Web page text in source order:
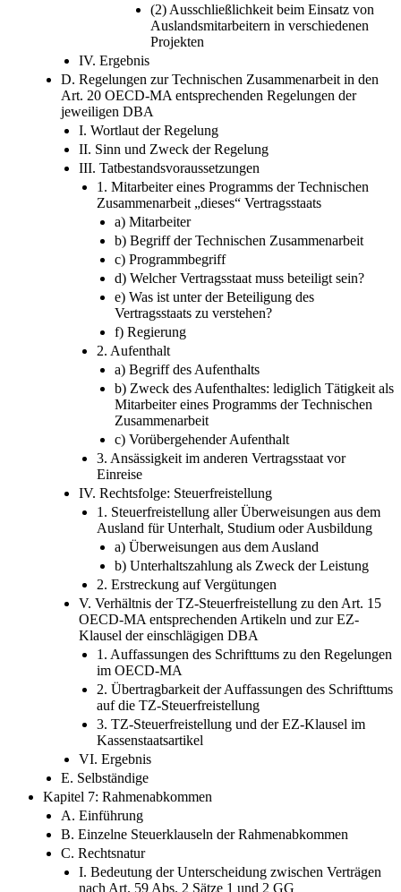
(2) Ausschließlichkeit beim Einsatz von
Auslandsmitarbeitern in verschiedenen
Projekten
IV. Ergebnis
D. Regelungen zur Technischen Zusammenarbeit in den
Art. 20 OECD-MA entsprechenden Regelungen der
jeweiligen DBA
I. Wortlaut der Regelung
II. Sinn und Zweck der Regelung
III. Tatbestandsvoraussetzungen
1. Mitarbeiter eines Programms der Technischen
Zusammenarbeit „dieses“ Vertragsstaats
a) Mitarbeiter
b) Begriff der Technischen Zusammenarbeit
c) Programmbegriff
d) Welcher Vertragsstaat muss beteiligt sein?
e) Was ist unter der Beteiligung des
Vertragsstaats zu verstehen?
f) Regierung
2. Aufenthalt
a) Begriff des Aufenthalts
b) Zweck des Aufenthaltes: lediglich Tätigkeit als
Mitarbeiter eines Programms der Technischen
Zusammenarbeit
c) Vorübergehender Aufenthalt
3. Ansässigkeit im anderen Vertragsstaat vor
Einreise
IV. Rechtsfolge: Steuerfreistellung
1. Steuerfreistellung aller Überweisungen aus dem
Ausland für Unterhalt, Studium oder Ausbildung
a) Überweisungen aus dem Ausland
b) Unterhaltszahlung als Zweck der Leistung
2. Erstreckung auf Vergütungen
V. Verhältnis der TZ-Steuerfreistellung zu den Art. 15
OECD-MA entsprechenden Artikeln und zur EZ-
Klausel der einschlägigen DBA
1. Auffassungen des Schrifttums zu den Regelungen
im OECD-MA
2. Übertragbarkeit der Auffassungen des Schrifttums
auf die TZ-Steuerfreistellung
3. TZ-Steuerfreistellung und der EZ-Klausel im
Kassenstaatsartikel
VI. Ergebnis
E. Selbständige
Kapitel 7: Rahmenabkommen
A. Einführung
B. Einzelne Steuerklauseln der Rahmenabkommen
C. Rechtsnatur
I. Bedeutung der Unterscheidung zwischen Verträgen
nach Art. 59 Abs. 2 Sätze 1 und 2 GG